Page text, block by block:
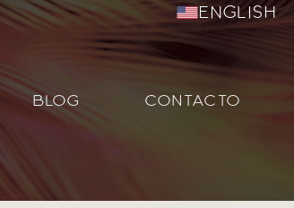
English
BLOG CONTACTO